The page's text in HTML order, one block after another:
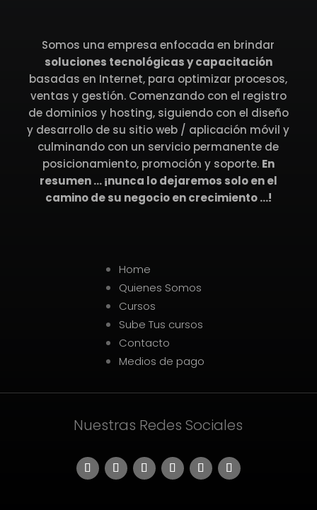
Somos una empresa enfocada en brindar
soluciones tecnológicas y capacitación
basadas en Internet, para optimizar procesos,
ventas y gestión. Comenzando con el registro
de dominios y hosting, siguiendo con el diseño
y desarrollo de su sitio web / aplicación móvil y
culminando con un servicio permanente de
posicionamiento, promoción y soporte. En
resumen … ¡nunca lo dejaremos solo en el
camino de su negocio en crecimiento …!
Home
Quienes Somos
Cursos
Sube Tus cursos
Contacto
Medios de pago
Nuestras Redes Sociales